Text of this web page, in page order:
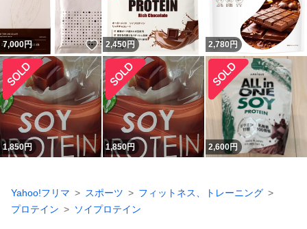
7,000円 いいね！
2,450 円 2,780 円
1,850円 1,850円 2,600円
Yahoo!フリマ スポーツ
フィットネス、トレーニング
プロテイン
ソイプロテイン